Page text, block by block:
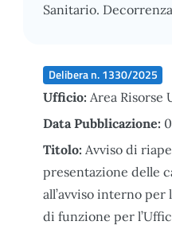
Sanitario.
Delibera n. 1330/2025
Ufficio: Area Risorse
Data Pubblicazione:
Titolo: Avviso di
presentazione delle
all’avviso interno
di funzione per